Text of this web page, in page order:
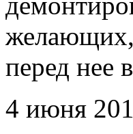
желающих,
перед нее
4 июня